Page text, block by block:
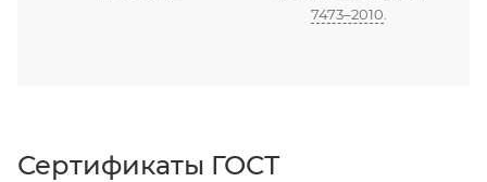
7473–2010
Сертификаты ГОСТ